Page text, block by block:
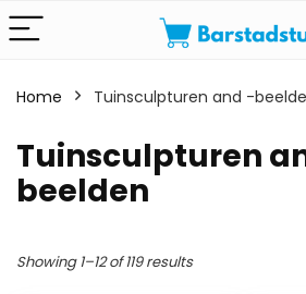
Home Tuinsculpturen and -
Tuinsculpturen
beelden
Showing 1–12 of 119 results